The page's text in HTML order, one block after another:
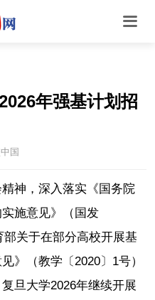
年强基计划招
国
神，深入落实《国务院
施意见》（国发
部关于在部分高校开展基
》（教学〔2020〕1号）
旦大学2026年继续开展